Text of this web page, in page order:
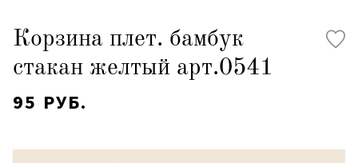
Корзина плет. бамбук
стакан желтый арт.0541
95 РУБ.